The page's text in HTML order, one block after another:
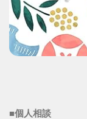
■個人相談